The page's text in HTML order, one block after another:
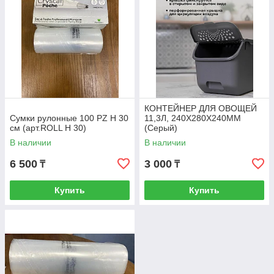
Сумки рулонные 100 PZ H 30
см (арт.ROLL H 30)
В наличии
6 500 ₸
Купить
КОНТЕЙНЕР ДЛЯ ОВОЩЕЙ
11,3Л, 240Х280Х240ММ
(Серый)
В наличии
3 000 ₸
Купить